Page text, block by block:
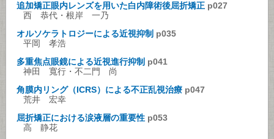
追加矯正眼内レンズを用いた白内障術後屈折矯正 p027
西 恭代・根岸 一乃
オルソケラトロジーによる近視抑制 p035
平岡 孝浩
多重焦点眼鏡による近視進行抑制 p041
神田 寬行・不二門 尚
角膜内リング（ICRS）による不正乱視治療 p047
荒井 宏幸
屈折矯正における涙液層の重要性 p053
高 静花